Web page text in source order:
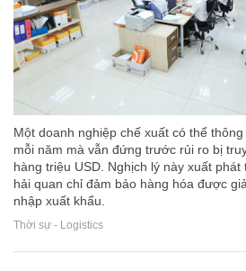
Một doanh nghiệp chế xuất có thể
mỗi năm mà vẫn đứng trước rủi ro bị
hàng triệu USD. Nghịch lý này xuất
hải quan chỉ đảm bảo hàng hóa được
nhập xuất khẩu.
Thời sự - Logistics